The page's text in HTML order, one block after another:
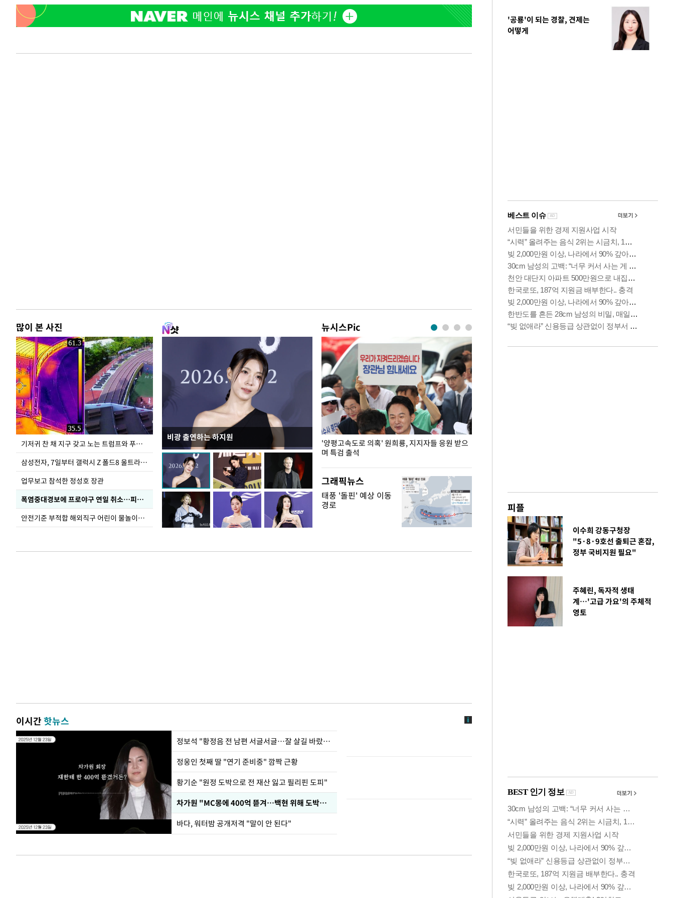
많이 본 사진
기저귀 찬 채 지구 갖고 노는 트럼프와 푸틴 형상 미로
삼성전자, 7일부터 갤럭시 Z 폴드8 울트라·폴드8·플립8 출시
업무보고 참석한 정성호 장관
폭염중대경보에 프로야구 연일 취소…피칭 연습장 '52도'
안전기준 부적합 해외직구 어린이 물놀이용품 판매 중단 요청한 서울시
비광 출연하는 하지원
뉴시스Pic
이재명 대통령, "수사·기소 분리 관련 대비책 최
선 다해 강구해야"
'양평고속도로 의혹' 원희룡, 지지자들 응원 받으
며 특검 출석
그래픽뉴스
태풍 '돌핀' 예상 이동
경로
이시간핫뉴스
정보석 "황정음 전 남편 서글서글…잘 살길 바랐는데"
정웅인 첫째 딸 "연기 준비중" 깜짝 근황
황기순 "원정 도박으로 전 재산 잃고 필리핀 도피"
차가원 "MC몽에 400억 뜯겨…백현 위해 도박빚 갚아줘"
바다, 워터밤 공개저격 "말이 안 된다"
'공룡'이 되는 경찰, 견제는
어떻게
피플
이수희 강동구청장
"5·8·9호선 출퇴근 혼잡,
정부 국비지원 필요"
주혜린, 독자적 생태
계…'고급 가요'의 주체적
영토